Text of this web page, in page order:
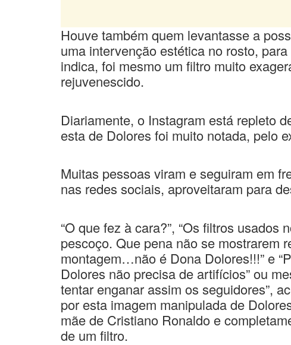
Houve também quem levantasse a
uma intervenção estética no rosto,
indica, foi mesmo um filtro muito
rejuvenescido.
Diariamente, o Instagram está repleto
esta de Dolores foi muito notada, pelo
Muitas pessoas viram e seguiram em
nas redes sociais, aproveitaram para
“O que fez à cara?”, “Os filtros usados
pescoço. Que pena não se mostrarem
montagem…não é Dona Dolores!!!” e
Dolores não precisa de artifícios” ou
tentar enganar assim os seguidores”,
por esta imagem manipulada de
mãe de Cristiano Ronaldo e
de um filtro.